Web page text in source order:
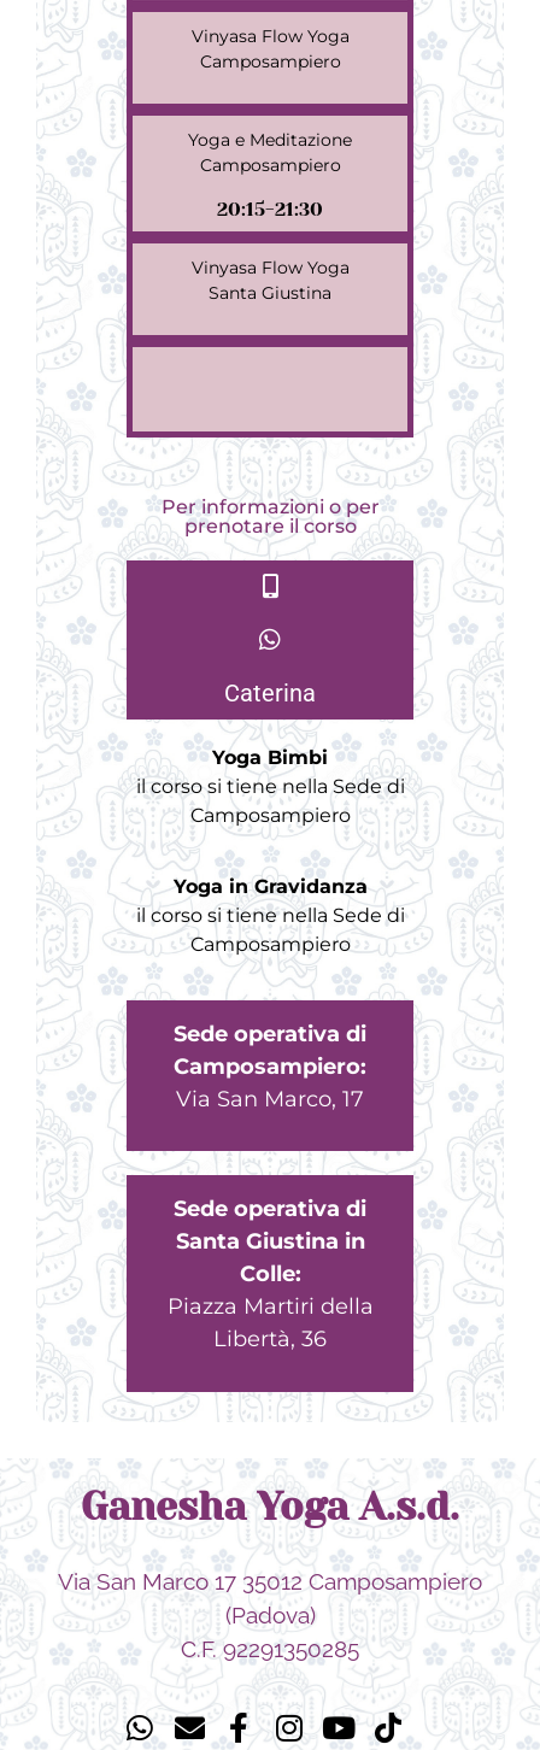
Vinyasa Flow Yoga
Camposampiero
Yoga e Meditazione
Camposampiero
20:15-21:30
Vinyasa Flow Yoga
Santa Giustina
Per informazioni o per
prenotare il corso
Caterina
Yoga Bimbi
il corso si tiene nella Sede di
Camposampiero
Yoga in Gravidanza
il corso si tiene nella Sede di
Camposampiero
Sede operativa di
Camposampiero:
Via San Marco, 17
Sede operativa di
Santa Giustina in
Colle:
Piazza Martiri della
Libertà, 36
Ganesha Yoga A.s.d.
Via San Marco 17 35012 Camposampiero
(Padova)
C.F. 92291350285